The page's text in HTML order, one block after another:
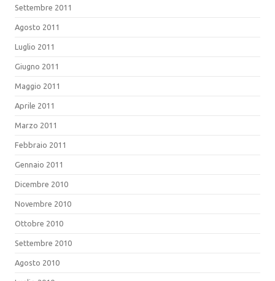
Settembre 2011
Agosto 2011
Luglio 2011
Giugno 2011
Maggio 2011
Aprile 2011
Marzo 2011
Febbraio 2011
Gennaio 2011
Dicembre 2010
Novembre 2010
Ottobre 2010
Settembre 2010
Agosto 2010